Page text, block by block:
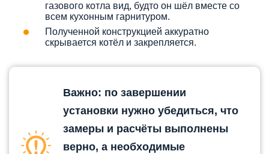
газового котла вид, будто он шёл вместе со
всем кухонным гарнитуром.
Полученной конструкцией аккуратно
скрывается котёл и закрепляется.
Важно: по завершении
установки нужно убедиться, что
замеры и расчёты выполнены
верно, а необходимые